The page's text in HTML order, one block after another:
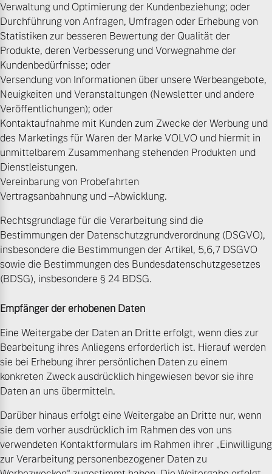
Verwaltung und Optimierung der Kundenbeziehung; oder
Durchführung von Anfragen, Umfragen oder Erhebung von
Statistiken zur besseren Bewertung der Qualität der
Produkte, deren Verbesserung und Vorwegnahme der
Kundenbedürfnisse; oder
Versendung von Informationen über unsere Werbeangebote,
Neuigkeiten und Veranstaltungen (Newsletter und andere
Veröffentlichungen); oder
Kontaktaufnahme mit Kunden zum Zwecke der Werbung und
des Marketings für Waren der Marke VOLVO und hiermit in
unmittelbarem Zusammenhang stehenden Produkten und
Dienstleistungen.
Vereinbarung von Probefahrten
Vertragsanbahnung und –Abwicklung.
Rechtsgrundlage für die Verarbeitung sind die
Bestimmungen der Datenschutzgrundverordnung (DSGVO),
insbesondere die Bestimmungen der Artikel, 5,6,7 DSGVO
sowie die Bestimmungen des Bundesdatenschutzgesetzes
(BDSG), insbesondere § 24 BDSG.
Empfänger der erhobenen Daten
Eine Weitergabe der Daten an Dritte erfolgt, wenn dies zur
Bearbeitung ihres Anliegens erforderlich ist. Hierauf werden
sie bei Erhebung ihrer persönlichen Daten zu einem
konkreten Zweck ausdrücklich hingewiesen bevor sie ihre
Daten an uns übermitteln.
Darüber hinaus erfolgt eine Weitergabe an Dritte nur, wenn
sie dem vorher ausdrücklich im Rahmen des von uns
verwendeten Kontaktformulars im Rahmen ihrer „Einwilligung
zur Verarbeitung personenbezogener Daten zu